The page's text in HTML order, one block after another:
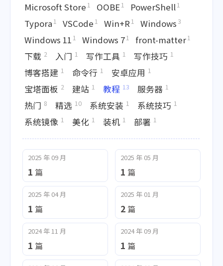
Microsoft Store 1 OOBE1 PowerShell1
Typora 1 VSCode 1 Win+R 1 Windows3
Windows 11 1 Windows 71 front-matter1
下载 2 入门 1 写作工具 1 写作技巧 1
博客搭建 1 命令行 1 安卓应用 1
宝塔面板 2 建站 1 教程 13 服务器 1
热门 8 精选 10 系统安装 1 系统技巧 1
系统镜像 1 美化 1 装机 1 部署 1
2025 年 09 月
1 篇
2025 年 05 月
1 篇
2025 年 04 月
1 篇
2025 年 01 月
2 篇
2024 年 11 月
1 篇
2024 年 09 月
1 篇